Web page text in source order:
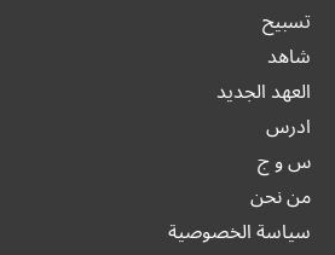
تسبيح
شاهد
العهد الجديد
ادرس
س و ج
من نحن
سياسة الخصوصية